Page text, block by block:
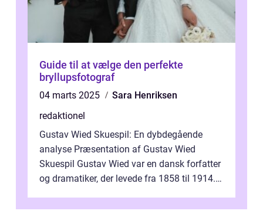
Guide til at vælge den perfekte
bryllupsfotograf
04 marts 2025
Sara Henriksen
redaktionel
Gustav Wied Skuespil: En dybdegående
analyse Præsentation af Gustav Wied
Skuespil Gustav Wied var en dansk forfatter
og dramatiker, der levede fra 1858 til 1914.